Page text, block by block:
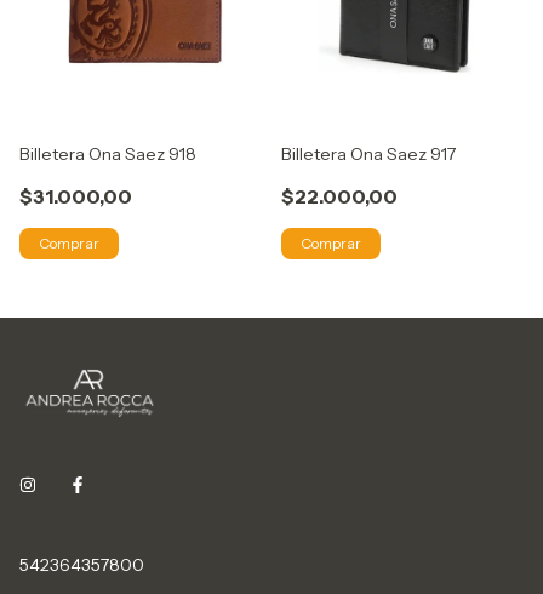
Billetera Ona Saez 918
$31.000,00
Comprar
Billetera Ona Saez 917
$22.000,00
Comprar
542364357800